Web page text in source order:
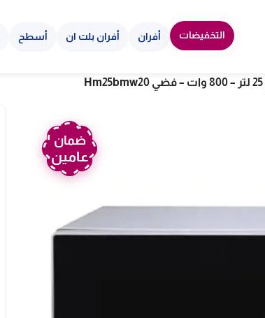
التخفيضات أفران أفران بلت ان أسطح
ضمان
عامين